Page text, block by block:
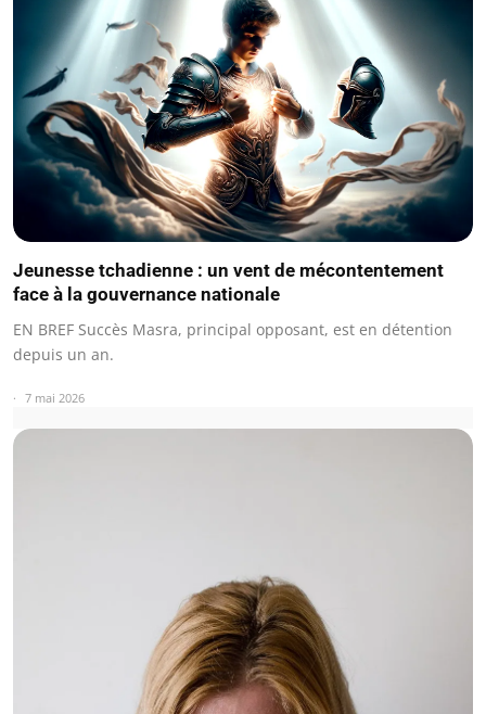
Jeunesse tchadienne : un vent de mécontentement
face à la gouvernance nationale
EN BREF Succès Masra, principal opposant, est en détention
depuis un an.
7 mai 2026